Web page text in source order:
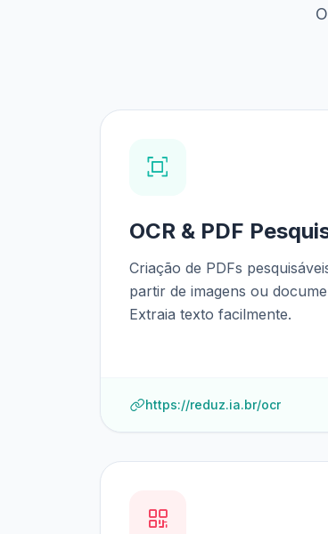
OCR & PDF
Criação de PDFs
partir de imagens ou
Extraia texto facilmente.
https://reduz.ia.br/ocr